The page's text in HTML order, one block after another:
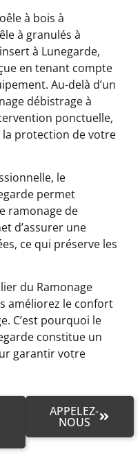
à bois à
à granulés à
à Lunegarde,
en tenant compte
Au-delà d’un
débistrage à
ponctuelle,
protection de votre
le
permet
ramonage de
d’assurer une
ce qui préserve les
du Ramonage
améliorez le confort
C’est pourquoi le
constitue un
garantir votre
APPELEZ-
NOUS